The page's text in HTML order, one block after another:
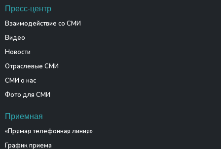
Пресс-центр
Взаимодействие со СМИ
Видео
Новости
Отраслевые СМИ
СМИ о нас
Фото для СМИ
Приемная
«Прямая телефонная линия»
График приема